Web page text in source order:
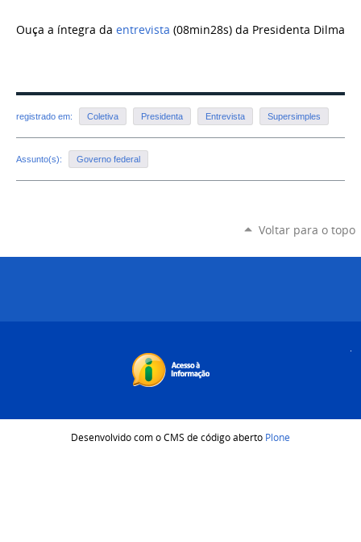
Ouça a íntegra da entrevista (08min28s) da Presidenta Dilma
registrado em: Coletiva Presidenta Entrevista Supersimples
Assunto(s): Governo federal
Voltar para o topo
Desenvolvido com o CMS de código aberto Plone